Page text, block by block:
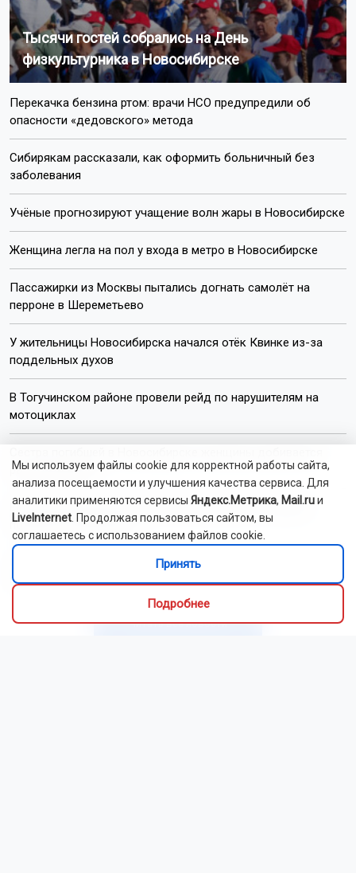
Тысячи гостей собрались на День
физкультурника в Новосибирске
Перекачка бензина ртом: врачи НСО предупредили об
опасности «дедовского» метода
Сибирякам рассказали, как оформить больничный без
заболевания
Учёные прогнозируют учащение волн жары в Новосибирске
Женщина легла на пол у входа в метро в Новосибирске
Пассажирки из Москвы пытались догнать самолёт на
перроне в Шереметьево
У жительницы Новосибирска начался отёк Квинке из-за
поддельных духов
В Тогучинском районе провели рейд по нарушителям на
мотоциклах
расследования
Ещё 22 многодетные семьи в Новосибирске получили
пожарные извещатели
Самолёт новосибирской авиакомпании S7 выкатился за
пределы полосы в Норильске
Читать все новости
Мы используем файлы cookie для корректной работы сайта,
анализа посещаемости и улучшения качества сервиса. Для
аналитики применяются сервисы Яндекс.Метрика, Mail.ruи
LiveInternet . Продолжая пользоваться сайтом, вы
соглашаетесь с использованием файлов cookie.
Принять
Подробнее